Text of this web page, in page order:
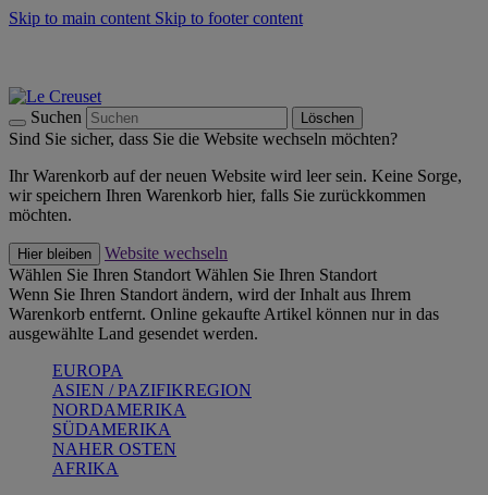
Skip to main content Skip to footer content
Suchen Löschen
Sind Sie sicher, dass Sie die Website wechseln möchten?
Ihr Warenkorb auf der neuen Website wird leer sein. Keine Sorge,
wir speichern Ihren Warenkorb hier, falls Sie zurückkommen
möchten.
Hier bleiben
Website wechseln
Wählen Sie Ihren Standort Wählen Sie Ihren Standort
Wenn Sie Ihren Standort ändern, wird der Inhalt aus Ihrem
Warenkorb entfernt. Online gekaufte Artikel können nur in das
ausgewählte Land gesendet werden.
EUROPA
ASIEN / PAZIFIKREGION
NORDAMERIKA
SÜDAMERIKA
NAHER OSTEN
AFRIKA